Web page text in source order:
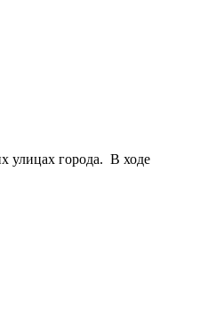
улицах города. В ходе